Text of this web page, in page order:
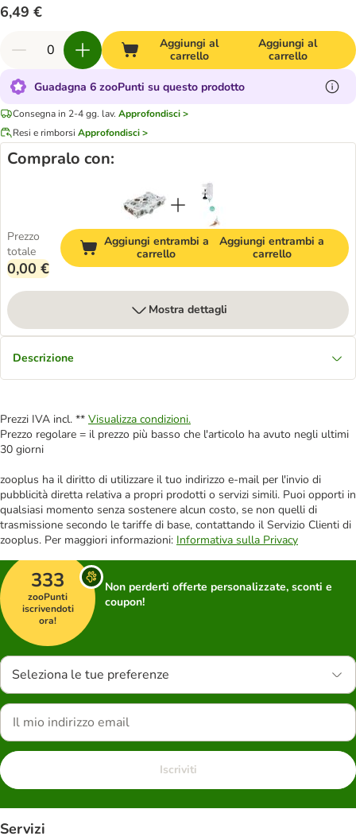
6,49 €
Aggiungi al
carrello
Aggiungi al
carrello
Guadagna 6 zooPunti su questo prodotto
Consegna in 2-4 gg. lav. Approfondisci >
Resi e rimborsi Approfondisci >
Compralo con:
Prezzo
totale
0,00 €
Aggiungi entrambi a
carrello
Aggiungi entrambi a
carrello
Mostra dettagli
Descrizione
Prezzi IVA incl. ** Visualizza condizioni.
Prezzo regolare = il prezzo più basso che l'articolo ha avuto negli ultimi
30 giorni
zooplus ha il diritto di utilizzare il tuo indirizzo e-mail per l'invio di
pubblicità diretta relativa a propri prodotti o servizi simili. Puoi opporti in
qualsiasi momento senza sostenere alcun costo, se non quelli di
trasmissione secondo le tariffe di base, contattando il Servizio Clienti di
zooplus. Per maggiori informazioni: Informativa sulla Privacy
333
zooPunti
iscrivendoti
ora!
Non perderti offerte personalizzate, sconti e
coupon!
Seleziona le tue preferenze
Iscriviti
Servizi